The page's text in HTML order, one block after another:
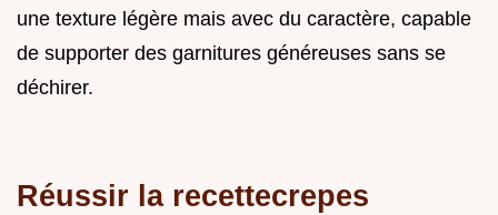
une texture légère mais avec du caractère, capable
de supporter des garnitures généreuses sans se
déchirer.
Réussir la recettecrepes